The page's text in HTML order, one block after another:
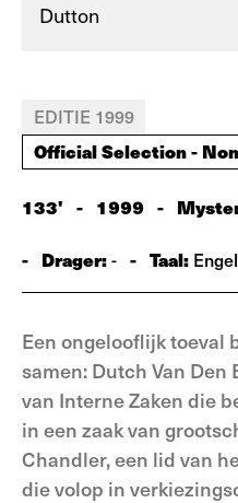
Dutton
EDITIE 1999
Official Selection -
133' - 1999 -
- Drager:- - Taal:
Een ongelooflijk toeval
samen: Dutch Van Den
van Interne Zaken die
in een zaak van
Chandler, een lid van
die volop in